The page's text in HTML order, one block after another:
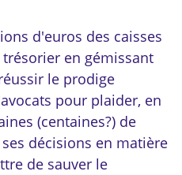
d'euros des caisses
en gémissant
le prodige
pour plaider, en
(centaines?) de
décisions en matière
de sauver le